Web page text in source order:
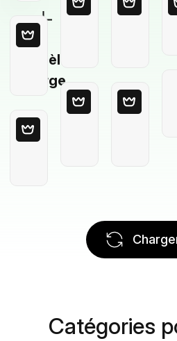
Modèle
Vierge
Catégories